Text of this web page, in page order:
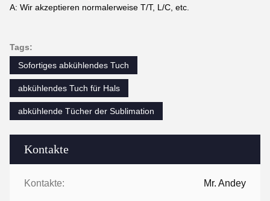
Kontakte
Kontakte: Mr. Andey
A: Wir akzeptieren normalerweise T/T, L/C, etc.
Tags:
Sofortiges abkühlendes Tuch
abkühlendes Tuch für Hals
abkühlende Tücher der Sublimation